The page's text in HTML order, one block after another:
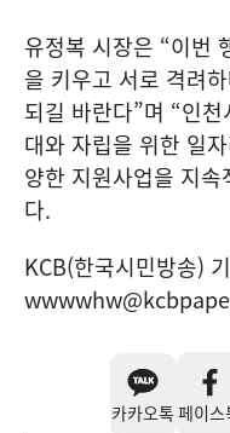
유정복 시장은 “이번
을 키우고 서로 격려
되길 바란다”며 “인
대와 자립을 위한 일
양한 지원사업을 지
다.
KCB(한국시민방송)
카카오톡 페이스